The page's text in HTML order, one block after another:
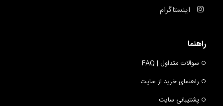
اینستاگرام
راهنما
سوالات متداول | FAQ
راهنمای خرید از سایت
پشتیبانی سایت